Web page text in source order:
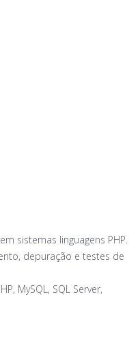
sistemas linguagens PHP.
depuração e testes de
MySQL, SQL Server,